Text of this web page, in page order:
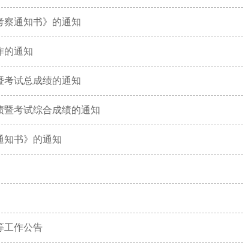
察通知书》的通知
的通知
考试总成绩的通知
暨考试综合成绩的通知
知书》的通知
工作公告